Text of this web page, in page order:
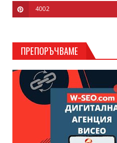
4002
ПРЕПОРЪЧВАМЕ